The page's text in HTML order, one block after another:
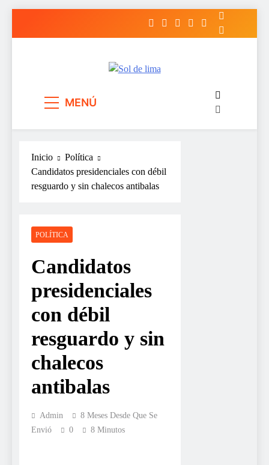
MENÚ
Inicio
Política
Candidatos presidenciales con débil
resguardo y sin chalecos antibalas
POLÍTICA
Candidatos
presidenciales
con débil
resguardo y sin
chalecos
antibalas
Admin
8 Meses Desde Que Se
Envió
0 8 Minutos